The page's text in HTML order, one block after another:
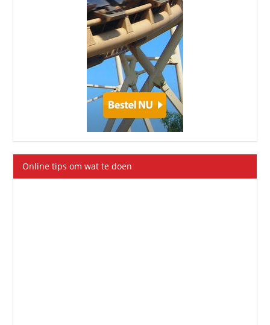
Online tips om wat te doen